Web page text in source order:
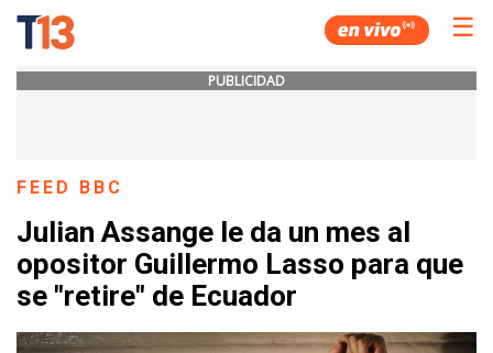
☰
PUBLICIDAD
FEED BBC
Julian Assange le da un mes al
opositor Guillermo Lasso para que
se "retire" de Ecuador